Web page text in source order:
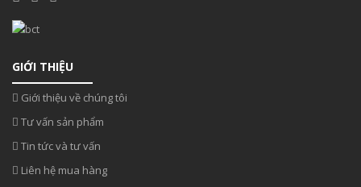
GIỚI THIỆU
Giới thiệu về chúng tôi
Tư vấn sản phẩm
Tin tức và tư vấn
Liên hệ mua hàng